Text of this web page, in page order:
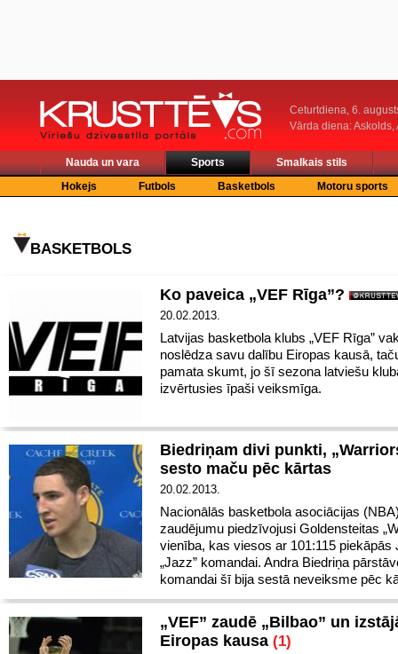
Ceturtdiena, 6.
Vārda diena: Askolds,
Nauda un vara Sports
Smalkais stils
Hokejs
Futbols Basketbols Motoru sports
BASKETBOLS
Ko paveica „VEF Rīga”?
20.02.2013.
Latvijas basketbola klubs „VEF Rīga”
noslēdza savu dalību Eiropas kausā,
pamata skumt, jo šī sezona latviešu
izvērtusies īpaši veiksmīga.
Biedriņam divi punkti,
sesto maču pēc kārtas
20.02.2013.
Nacionālās basketbola asociācijas
zaudējumu piedzīvojusi Goldensteitas
vienība, kas viesos ar 101:115 piekāpās
„Jazz” komandai. Andra Biedriņa
komandai šī bija sestā neveiksme pēc
„VEF” zaudē „Bilbao” un
Eiropas kausa (1)